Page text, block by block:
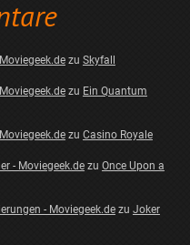
zu Skyfall
zu Ein Quantum
zu Casino Royale
- Moviegeek.dezu Once Upon a
- Moviegeek.dezu Joker